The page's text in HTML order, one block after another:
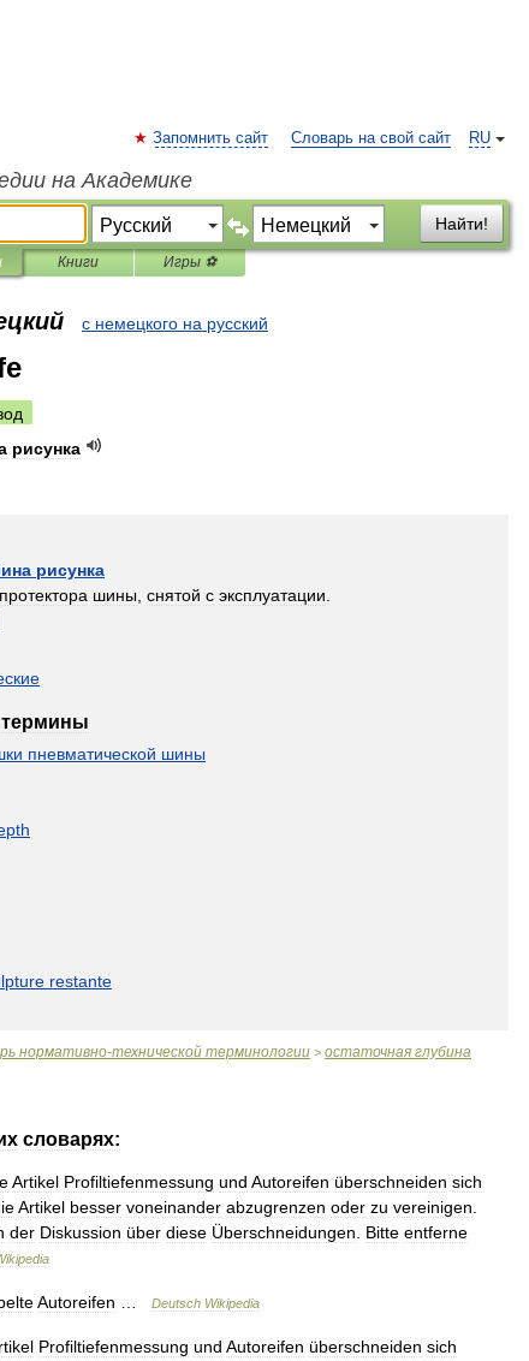
RU
Запомнить сайт Словарь на свой сайт
на Академике
Найти!
Книги Игры ⚽
с немецкого на русский
рисунка
рисунка
протектора шины снятой с эксплуатации
термины
пневматической шины
restante
нормативно-технической терминологии > остаточная глубина
словарях:
Artikel Profiltiefenmessung und Autoreifen überschneiden sich
Artikel besser voneinander abzugrenzen oder zu vereinigen
der Diskussion über diese Überschneidungen Bitte entferne
Autoreifen Deutsch Wikipedia
Profiltiefenmessung und Autoreifen überschneiden sich